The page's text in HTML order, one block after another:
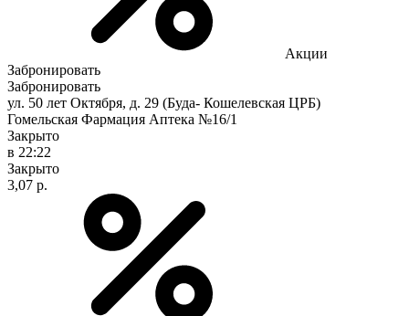
Акции
Забронировать
Забронировать
ул. 50 лет Октября, д. 29 (Буда- Кошелевская ЦРБ)
Гомельская Фармация Аптека №16/1
Закрыто
в 22:22
Закрыто
3,07 р.